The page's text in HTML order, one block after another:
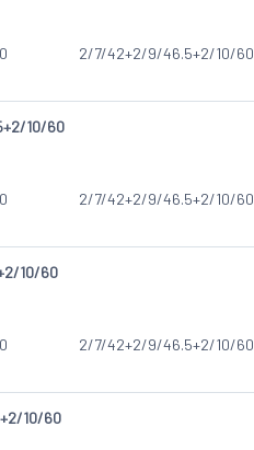
2/7/42+2/9/46.5+2/10/60
10/60
2/7/42+2/9/46.5+2/10/60
10/60
2/7/42+2/9/46.5+2/10/60
10/60